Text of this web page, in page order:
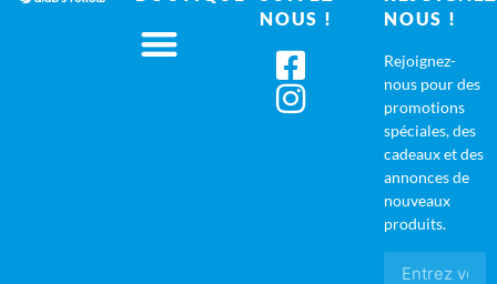
NOUS !
NOUS !
Rejoignez-
nous pour des
promotions
spéciales, des
cadeaux et des
annonces de
nouveaux
produits.